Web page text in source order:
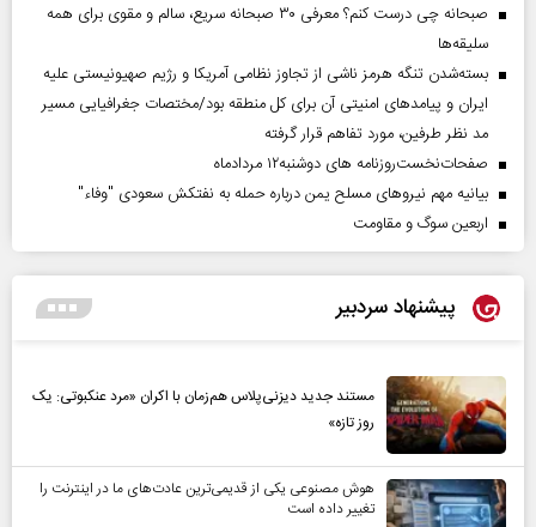
صبحانه چی درست کنم؟ معرفی ۳۰ صبحانه سریع، سالم و مقوی برای همه
سلیقه‌ها
بسته‌شدن تنگه هرمز ناشی از تجاوز نظامی آمریکا و رژیم صهیونیستی علیه
ایران و پیامد‌های امنیتی آن برای کل منطقه بود/مختصات جغرافیایی مسیر
مد نظر طرفین، مورد تفاهم قرار گرفته
صفحات‌نخست‌روزنامه ها‌ی دوشنبه‌۱۲ مردادماه
بیانیه مهم نیروهای مسلح یمن درباره حمله به نفتکش سعودی "وفاء"
اربعین سوگ و مقاومت
پیشنهاد سردبیر
مستند جدید دیزنی‌پلاس هم‌زمان با اکران «مرد عنکبوتی: یک
روز تازه»
هوش مصنوعی یکی از قدیمی‌ترین عادت‌های ما در اینترنت را
تغییر داده است